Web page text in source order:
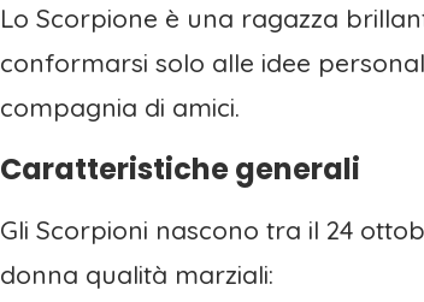
Lo Scorpione è una ragazza
conformarsi solo alle idee
compagnia di amici.
Caratteristiche generali
Gli Scorpioni nascono tra il 24
donna qualità marziali: